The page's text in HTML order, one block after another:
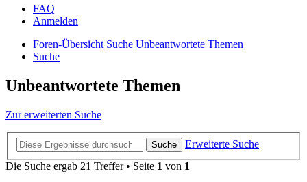
FAQ
Anmelden
Foren-Übersicht Suche Unbeantwortete Themen
Suche
Unbeantwortete Themen
Zur erweiterten Suche
Suche
Erweiterte Suche
Die Suche ergab 21 Treffer • Seite 1 von 1